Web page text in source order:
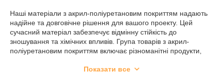
Наші матеріали з акрил-поліуретановим покриттям надають
надійне та довговічне рішення для вашого проекту. Цей
сучасний матеріал забезпечує відмінну стійкість до
зношування та хімічних впливів. Група товарів з акрил-
поліуретановим покриттям включає різноманітні продукти,
Незалежно від того, чи потрібне вам рішення для оновлення
Показати все